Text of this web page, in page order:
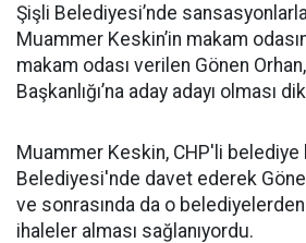
Şişli Belediyesi’nde
Muammer Keskin’in makam
makam odası verilen Gönen
Başkanlığı’na aday adayı olması
Muammer Keskin, CHP'li belediye
Belediyesi'nde davet ederek Gönen
ve sonrasında da o
ihaleler alması sağlanıyordu.